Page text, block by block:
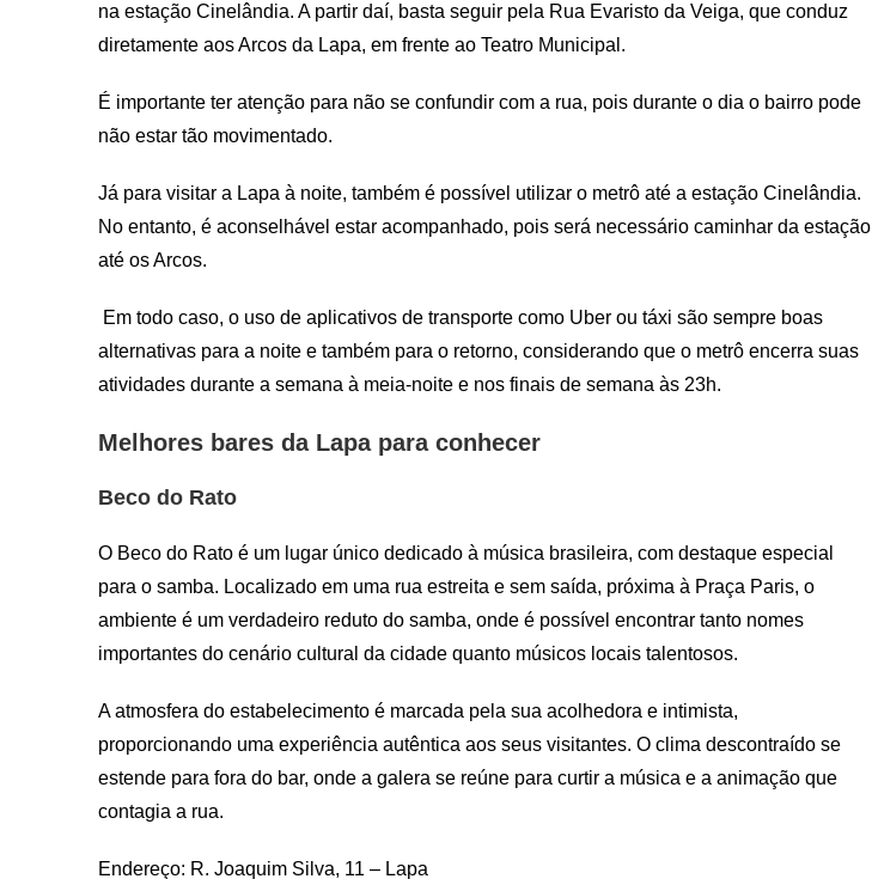
na estação Cinelândia. A partir daí, basta seguir pela Rua Evaristo da Veiga, que conduz
diretamente aos Arcos da Lapa, em frente ao Teatro Municipal.
É importante ter atenção para não se confundir com a rua, pois durante o dia o bairro pode
não estar tão movimentado.
Já para visitar a Lapa à noite, também é possível utilizar o metrô até a estação Cinelândia.
No entanto, é aconselhável estar acompanhado, pois será necessário caminhar da estação
até os Arcos.
Em todo caso, o uso de aplicativos de transporte como Uber ou táxi são sempre boas
alternativas para a noite e também para o retorno, considerando que o metrô encerra suas
atividades durante a semana à meia-noite e nos finais de semana às 23h.
Melhores bares da Lapa para conhecer
Beco do Rato
O Beco do Rato é um lugar único dedicado à música brasileira, com destaque especial
para o samba. Localizado em uma rua estreita e sem saída, próxima à Praça Paris, o
ambiente é um verdadeiro reduto do samba, onde é possível encontrar tanto nomes
importantes do cenário cultural da cidade quanto músicos locais talentosos.
A atmosfera do estabelecimento é marcada pela sua acolhedora e intimista,
proporcionando uma experiência autêntica aos seus visitantes. O clima descontraído se
estende para fora do bar, onde a galera se reúne para curtir a música e a animação que
contagia a rua.
Endereço: R. Joaquim Silva, 11 – Lapa